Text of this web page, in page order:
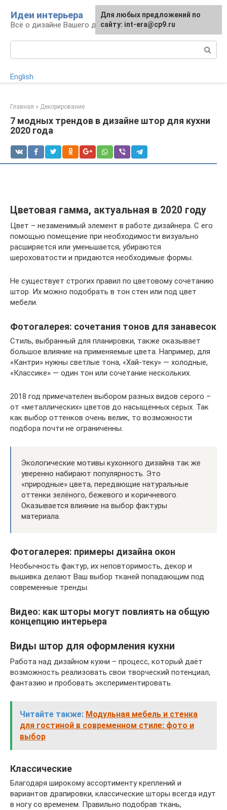
контенту
Идеи интерьера
Всё о дизайне Вашего дома
English
Главная » Декорирование
7 модных трендов в дизайне штор для кухни
2020 года
Цветовая гамма, актуальная в 2020 году
Цвет – незаменимый элемент в работе дизайнера. С его
помощью помещение при необходимости визуально
расширяется или уменьшается, убираются
шероховатости и придаются необходимые формы.
Не существует строгих правил по цветовому сочетанию
штор. Их можно подобрать в тон стен или под цвет
мебели.
Фотогалерея: сочетания тонов для занавесок
Стиль, выбранный для планировки, также оказывает
большое влияние на применяемые цвета. Например, для
«Кантри» нужны светлые тона, «Хай-теку» — холодные,
«Классике» — один тон или сочетание нескольких.
2018 год примечателен выбором разных видов серого –
от «металлических» цветов до насыщенных серых. Так
как выбор оттенков очень велик, то возможности
подбора почти не ограниченны.
Экологические мотивы кухонного дизайна так же
уверенно набирают популярность. Это
«природные» цвета, передающие натуральные
оттенки зелёного, бежевого и коричневого.
Оказывается влияние на выбор фактуры
материала.
Фотогалерея: примеры дизайна окон
Необычность фактур, их неповторимость, декор и
вышивка делают Ваш выбор тканей попадающим под
современные тренды.
Видео: как шторы могут повлиять на общую
концепцию интерьера
Виды штор для оформления кухни
Работа над дизайном кухни – процесс, который даёт
возможность реализовать свои творческий потенциал,
фантазию и пробовать экспериментировать.
Читайте также: Модульная мебель и стенка
для гостиной в современном стиле: фото и
выбор
Классические
Благодаря широкому ассортименту креплений и
вариантов драпировки, классические шторы всегда идут
в ногу со временем. Правильно подобрав ткань,
Для любых предложений по
сайту: int-era@cp9.ru